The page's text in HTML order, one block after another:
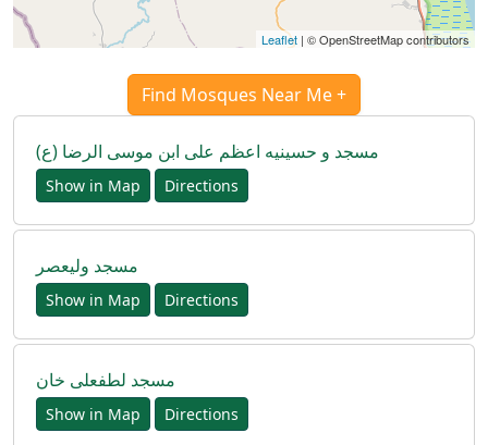
Accueil
Prayer
Times
Leaflet | © OpenStreetMap contributors
Find Mosques Near Me +
مسجد و حسینیه اعظم علی ابن موسی الرضا (ع)
Show in Map Directions
مسجد ولیعصر
Show in Map Directions
مسجد لطفعلی خان
Show in Map Directions